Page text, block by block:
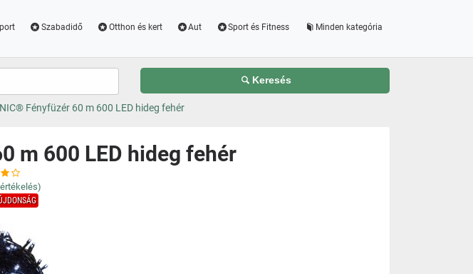
Szabadidő Otthon és kert Aut Sport és Fitness Minden kategória
Keresés
Fényfüzér 60 m 600 LED hideg fehér
m 600 LED hideg fehér
értékelés)